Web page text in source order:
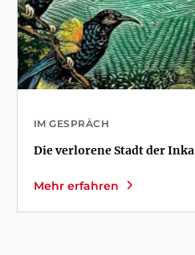
IM GESPRÄCH
Die verlorene Stadt der Inka
Mehr erfahren